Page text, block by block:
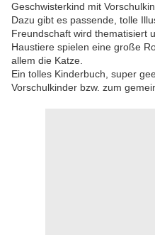
Geschwisterkind mit
Dazu gibt es passende, tolle
Freundschaft wird thematisiert
Haustiere spielen eine große
allem die Katze.
Ein tolles Kinderbuch, super
Vorschulkinder bzw. zum